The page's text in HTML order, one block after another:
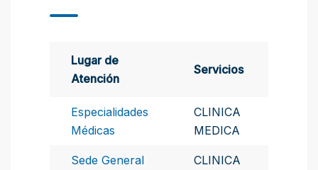
Lugar de
Atención
Servicios
Especialidades
Médicas
CLINICA
MEDICA
Sede General
CLINICA